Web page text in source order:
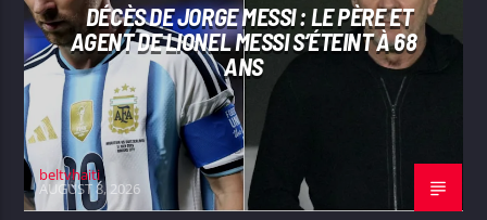
DÉCÈS DE JORGE MESSI : LE PÈRE ET
AGENT DE LIONEL MESSI S’ÉTEINT À 68
ANS
beltvhaiti
AUGUST 8, 2026